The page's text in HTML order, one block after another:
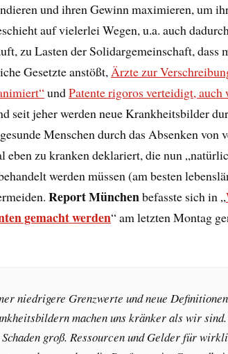
und ihren Gewinn maximieren, um
auf vielerlei Wegen, u.a. auch
zu Lasten der Solidargemeinschaft, dass
Gesetzte anstößt,Ärzte zur
undPatente rigoros verteidigt, auch
seit jeher werden neue Krankheitsbilder
Menschen durch das Absenken
eben zu kranken deklariert, die nun
werden müssen (am besten
Report Münchenbefasste sich in „
gemacht werden“ am letzten Montag
niedrigere Grenzwerte und neue
machen uns kränker als wir
groß. Ressourcen und Gelder für